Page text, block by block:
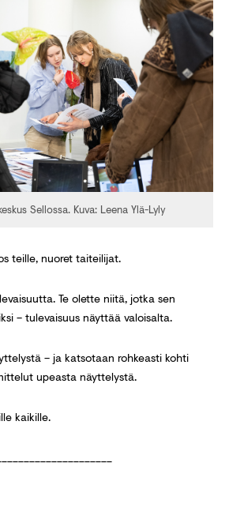
Sellossa. Kuva: Leena Ylä-Lyly
teille, nuoret taiteilijat.
Te olette niitä, jotka sen
– tulevaisuus näyttää valoisalta.
– ja katsotaan rohkeasti kohti
upeasta näyttelystä.
kaikille.